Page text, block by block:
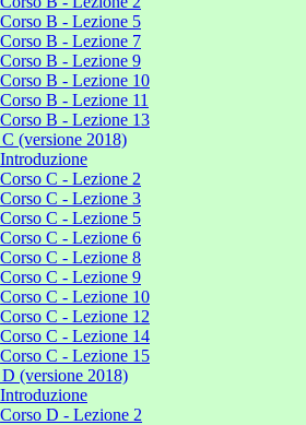
Corso B - Lezione 5
Corso B - Lezione 7
Corso B - Lezione 9
Corso B - Lezione 10
Corso B - Lezione 11
Corso B - Lezione 13
(versione 2018)
Introduzione
Corso C - Lezione 2
Corso C - Lezione 3
Corso C - Lezione 5
Corso C - Lezione 6
Corso C - Lezione 8
Corso C - Lezione 9
Corso C - Lezione 10
Corso C - Lezione 12
Corso C - Lezione 14
Corso C - Lezione 15
(versione 2018)
Introduzione
Corso D - Lezione 2